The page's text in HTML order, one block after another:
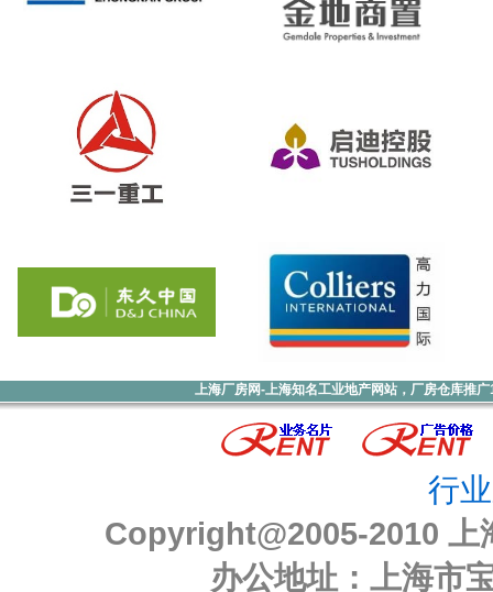
上海厂房网-上海知名工业地产网站，厂房仓库推
行
Copyright@2005-2010 上
办公地址：上海市